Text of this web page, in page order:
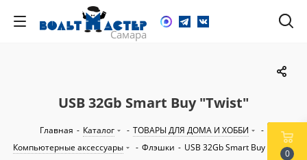
USB 32Gb Smart Buy "Twist"
Главная - Каталог - ТОВАРЫ ДЛЯ ДОМА И ХОББИ
-
Компьютерные аксессуары
- Флэшки - USB 32Gb Smart Buy "Twist"
0